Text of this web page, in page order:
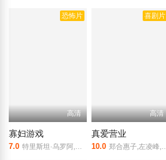
恐怖片
高清
寡妇游戏
7.0 特里斯坦·乌罗阿,伊万娜·巴克罗,卡门·马奇
喜剧片
高清
真爱营业
10.0 郑合惠子,左凌峰,贾冰,刘同,郝瀚